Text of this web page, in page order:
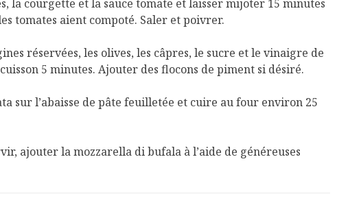
la courgette et la sauce tomate et laisser mijoter 15 minutes
tomates aient compoté. Saler et poivrer.
réservées, les olives, les câpres, le sucre et le vinaigre de
5 minutes. Ajouter des flocons de piment si désiré.
sur l’abaisse de pâte feuilletée et cuire au four environ 25
ajouter la mozzarella di bufala à l’aide de généreuses